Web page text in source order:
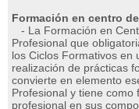
Formación en centro
- La Formación en
Profesional que
los Ciclos Formativos en
realización de prácticas
convierte en elemento
Profesional y tiene como
profesional en sus